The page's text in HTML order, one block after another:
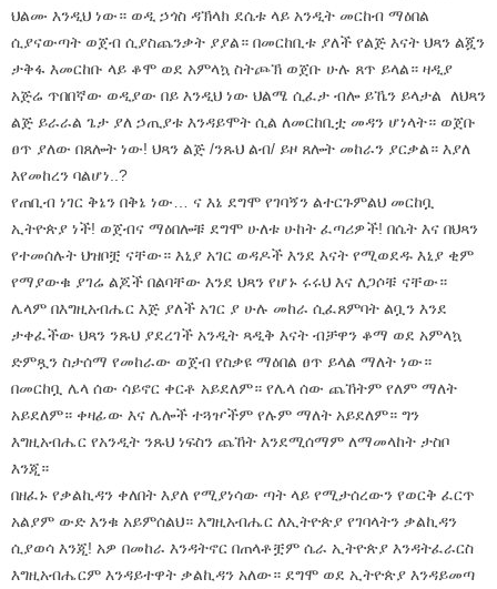
ህልሙ እንዲህ ነው። ወዲ ኃጎስ ዳኽላክ ደሴቱ ላይ አንዲት መርከብ ማዕበል
ሲያናውጣት ወጀብ ሲያስጨንቃት ያያል። በመርከቢቱ ያለች የልጅ እናት ህጻን ልጇን
ታቅፋ እመርከቡ ላይ ቆሞ ወደ አምላኳ ስትጮኽ ወጀቡ ሁሉ ጸጥ ይላል። ዛዲያ
አጅሬ ጥበበኛው ወዲያው በይ እንዲህ ነው ህልሜ ሲፈታ ብሎ ይኼን ይላታል ለህጻን
ልጅ ይራራል ጌታ ያለ ኃጢያቱ እንዳይሞት ሲል ለመርከቢቷ መዳን ሆነላት። ወጀቡ
ፀጥ ያለው በጸሎት ነው! ህጻን ልጅ /ንጹህ ልብ/ ይዞ ጸሎት መከራን ያርቃል። እያለ
እየመከረን ባልሆነ..?
የጠቢብ ነገር ቅኔን በቅኔ ነው… ና እኔ ደግሞ የገባኝን ልተርጉምልህ መርከቧ
ኢትዮጵያ ነች! ወጀብና ማዕበሎቹ ደግሞ ሁለቱ ሁከት ፈጣሪዎች! በሴት እና በህጻን
የተመሰሉት ህዝቦቿ ናቸው። እኒያ አገር ወዳዶች እንደ እናት የሚወደዱ እኒያ ቂም
የማያውቁ ያገሬ ልጆች በልባቸው እንደ ህጻን የሆኑ ሩሩህ እና ለጋሶቹ ናቸው።
ሌላም በእግዚአብሔር እጅ ያለች አገር ያ ሁሉ መከራ ሲፈጸምባት ልቧን እንደ
ታቀፈችው ህጻን ንጹህ ያደረገች አንዲት ጻዲቅ እናት ብቻዋን ቆማ ወደ አምላኳ
ድምጿን ስታሰማ የመከራው ወጀብ የስቃዩ ማዕበል ፀጥ ይላል ማለት ነው።
በመርከቧ ሌላ ሰው ሳይኖር ቀርቶ አይደለም። የሌላ ሰው ጨኸትም የለም ማለት
አይደለም። ቀዛፊው እና ሌሎች ተጓዦችም የሉም ማለት አይደለም። ግን
እግዚአብሔር የአንዲት ንጹህ ነፍስን ጨኸት እንደሚሰማም ለማመላከት ታስቦ
እንጂ።
በዘፈኑ የቃልኪዳን ቀለበት እያለ የሚያነሳው ጣት ላይ የሚታሰረውን የወርቅ ፈርጥ
አልያም ውድ እንቁ አይምሰልህ። እግዚአብሔር ለኢትዮጵያ የገባላትን ቃልኪዳን
ሲያወሳ እንጂ! አዎ በመከራ እንዳትኖር በጠላቶቿም ሴራ ኢትዮጵያ እንዳትፈራርስ
እግዚአብሔርም እንዳይተዋት ቃልኪዳን አለው። ደግሞ ወደ ኢትዮጵያ እንዳይመጣ